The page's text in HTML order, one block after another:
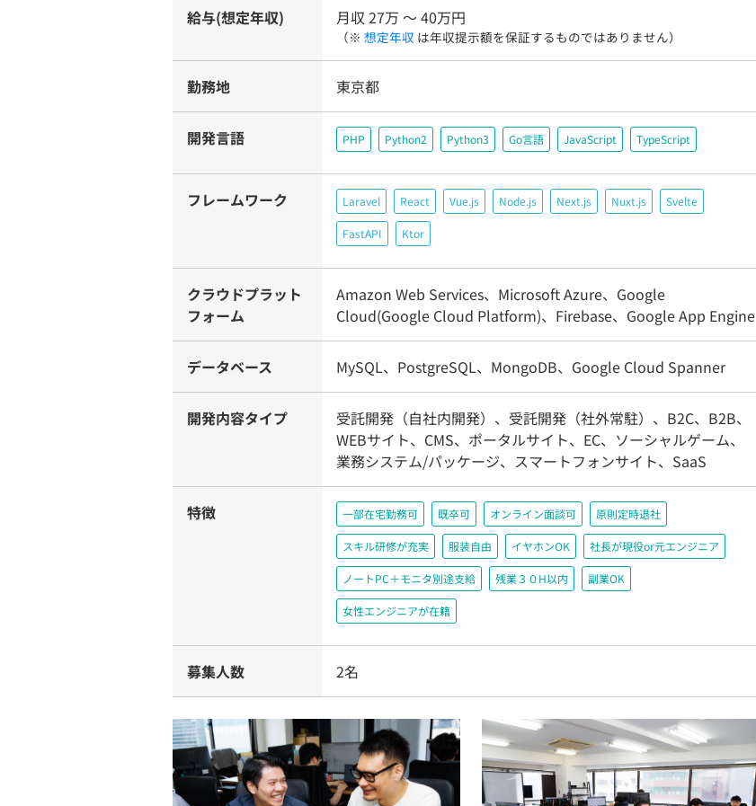
給与(想定年収) 月収 27万 〜 40万円
（※ 想定年収 は年収提示額を保証するものではありません）
勤務地 東京都
開発言語 PHP Python2 Python3 Go言語 JavaScript TypeScript
フレームワーク Laravel React Vue.js Node.js Next.js Nuxt.js Svelte
FastAPI Ktor
クラウドプラット
フォーム
Amazon Web Services、Microsoft Azure、Google
Cloud(Google Cloud Platform)、Firebase、Google App Engine
データベース MySQL、PostgreSQL、MongoDB、Google Cloud Spanner
開発内容タイプ
受託開発（自社内開発）、受託開発（社外常駐）、B2C、B2B、
WEBサイト、CMS、ポータルサイト、EC、ソーシャルゲーム、
業務システム/パッケージ、スマートフォンサイト、SaaS
特徴 一部在宅勤務可 既卒可 オンライン面談可 原則定時退社
スキル研修が充実 服装自由 イヤホンOK 社長が現役or元エンジニア
ノートPC＋モニタ別途支給 残業３０H以内 副業OK
女性エンジニアが在籍
募集人数 2名